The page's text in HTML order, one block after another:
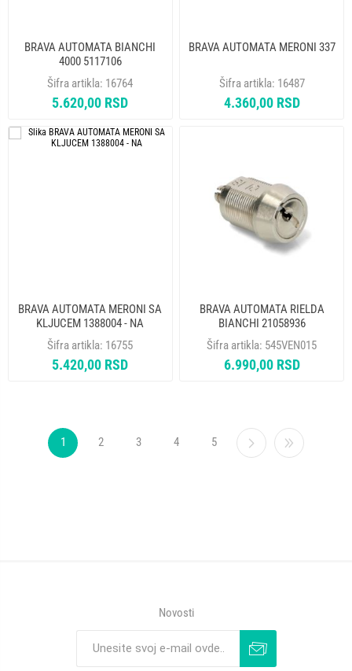
BRAVA AUTOMATA BIANCHI
4000 5117106
Šifra artikla: 16764
5.620,00 RSD
BRAVA AUTOMATA MERONI 337
Šifra artikla: 16487
4.360,00 RSD
BRAVA AUTOMATA MERONI SA
KLJUCEM 1388004 - NA
Šifra artikla: 16755
5.420,00 RSD
BRAVA AUTOMATA RIELDA
BIANCHI 21058936
Šifra artikla: 545VEN015
6.990,00 RSD
1 2 3 4 5
Novosti